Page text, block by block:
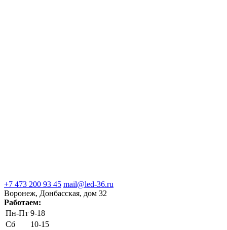
+7 473 200 93 45 mail@led-36.ru
Воронеж, Донбасская, дом 32
Работаем:
Пн-Пт 9-18
Сб
10-15